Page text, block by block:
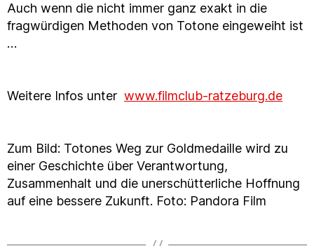
Auch wenn die nicht immer ganz exakt in die
fragwürdigen Methoden von Totone eingeweiht ist
…
Weitere Infos unter www.filmclub-ratzeburg.de
Zum Bild: Totones Weg zur Goldmedaille wird zu
einer Geschichte über Verantwortung,
Zusammenhalt und die unerschütterliche Hoffnung
auf eine bessere Zukunft. Foto: Pandora Film